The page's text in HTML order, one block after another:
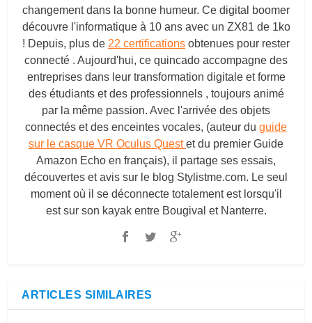
changement dans la bonne humeur. Ce digital boomer
découvre l'informatique à 10 ans avec un ZX81 de 1ko
! Depuis, plus de 22 certifications obtenues pour rester
connecté . Aujourd'hui, ce quincado accompagne des
entreprises dans leur transformation digitale et forme
des étudiants et des professionnels , toujours animé
par la même passion. Avec l'arrivée des objets
connectés et des enceintes vocales, (auteur du guide
sur le casque VR Oculus Questet du premier Guide
Amazon Echo en français), il partage ses essais,
découvertes et avis sur le blog Stylistme.com. Le seul
moment où il se déconnecte totalement est lorsqu'il
est sur son kayak entre Bougival et Nanterre.
ARTICLES SIMILAIRES